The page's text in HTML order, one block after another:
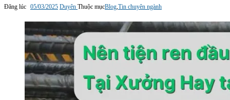
Đăng lúc 05/03/2025 Duyên Thuộc mụcBlog Tin chuyên ngành